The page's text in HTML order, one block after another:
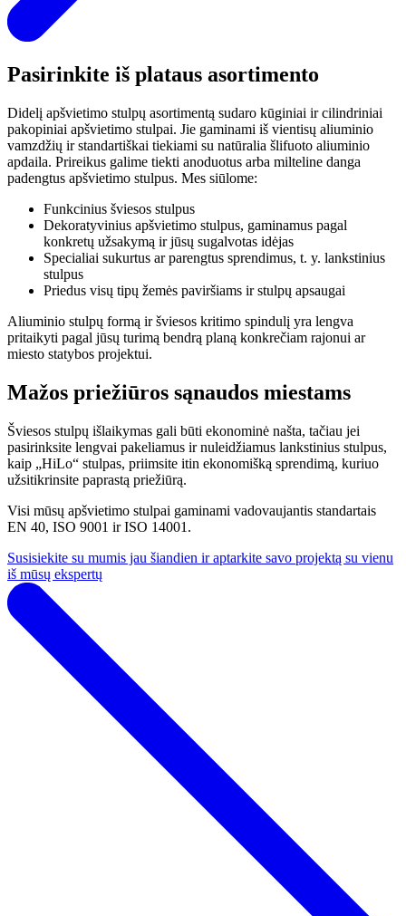
Pasirinkite iš plataus asortimento
Didelį apšvietimo stulpų asortimentą sudaro kūginiai ir cilindriniai
pakopiniai apšvietimo stulpai. Jie gaminami iš vientisų aliuminio
vamzdžių ir standartiškai tiekiami su natūralia šlifuoto aliuminio
apdaila. Prireikus galime tiekti anoduotus arba milteline danga
padengtus apšvietimo stulpus. Mes siūlome:
Funkcinius šviesos stulpus
Dekoratyvinius apšvietimo stulpus, gaminamus pagal
konkretų užsakymą ir jūsų sugalvotas idėjas
Specialiai sukurtus ar parengtus sprendimus, t. y. lankstinius
stulpus
Priedus visų tipų žemės paviršiams ir stulpų apsaugai
Aliuminio stulpų formą ir šviesos kritimo spindulį yra lengva
pritaikyti pagal jūsų turimą bendrą planą konkrečiam rajonui ar
miesto statybos projektui.
Mažos priežiūros sąnaudos miestams
Šviesos stulpų išlaikymas gali būti ekonominė našta, tačiau jei
pasirinksite lengvai pakeliamus ir nuleidžiamus lankstinius stulpus,
kaip „HiLo“ stulpas, priimsite itin ekonomišką sprendimą, kuriuo
užsitikrinsite paprastą priežiūrą.
Visi mūsų apšvietimo stulpai gaminami vadovaujantis standartais
EN 40, ISO 9001 ir ISO 14001.
Susisiekite su mumis jau šiandien ir aptarkite savo projektą su vienu
iš mūsų ekspertų